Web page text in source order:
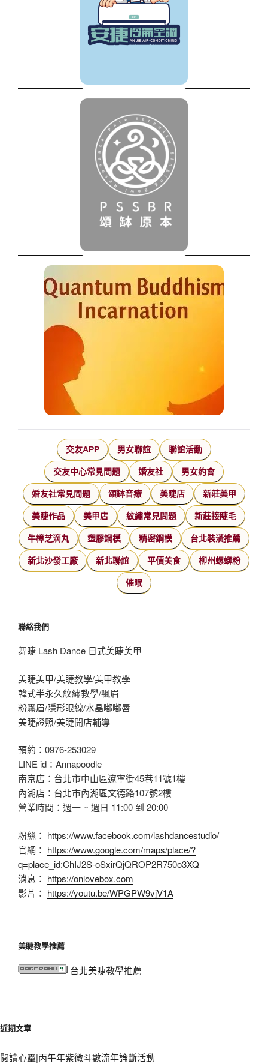
交友APP 男女聯誼 聯誼活動
交友中心常見問題 婚友社 男女約會
婚友社常見問題 頌缽音療 美睫店 新莊美甲
美睫作品 美甲店 紋繡常見問題 新莊接睫毛
牛樟芝滴丸 塑膠鋼模 精密鋼模 台北裝潢推薦
新北沙發工廠 新北聯誼 平價美食 柳州螺螄粉
催眠
聯絡我們
舞睫 Lash Dance 日式美睫美甲
美睫美甲/美睫教學/美甲教學
韓式半永久紋繡教學/飄眉
粉霧眉/隱形眼線/水晶嘟嘟唇
美睫證照/美睫開店輔導
預約：0976-253029
LINE id：Annapoodle
南京店：台北市中山區遼寧街45巷11號1樓
內湖店：台北市內湖區文德路107號2樓
營業時間：週一 ~ 週日 11:00 到 20:00
粉絲： https://www.facebook.com/lashdancestudio/
官網： https://www.google.com/maps/place/?
q=place_id:ChIJ2S-oSxirQjQROP2R750o3XQ
消息： https://onlovebox.com
影片： https://youtu.be/WPGPW9vjV1A
美睫教學推薦
台北美睫教學推薦
近期文章
閱讀心靈|丙午年紫微斗數流年論斷活動